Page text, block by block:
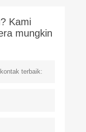
Kami
mungkin